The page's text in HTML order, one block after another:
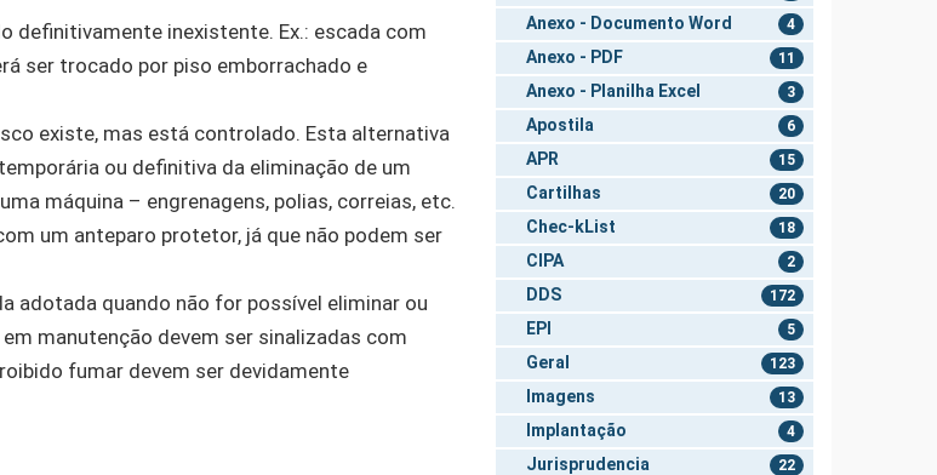
definitivamente inexistente. Ex.: escada com
ser trocado por piso emborrachado e
existe, mas está controlado. Esta alternativa
ou definitiva da eliminação de um
máquina – engrenagens, polias, correias, etc.
um anteparo protetor, já que não podem ser
adotada quando não for possível eliminar ou
manutenção devem ser sinalizadas com
fumar devem ser devidamente
Anexo - Documento Word 4
Anexo - PDF 11
Anexo - Planilha Excel 3
Apostila 6
APR 15
Cartilhas 20
Chec-kList 18
CIPA 2
DDS 172
EPI 5
Geral 123
Imagens 13
Implantação 4
Jurisprudencia 22